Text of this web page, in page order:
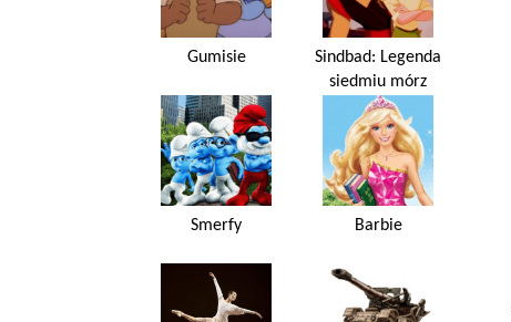
Gumisie
Sindbad: Legenda
siedmiu mórz
Smerfy Barbie